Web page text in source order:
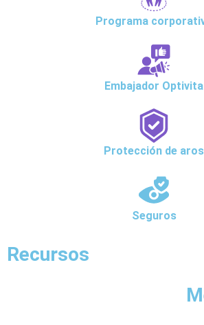
Programa
Embajador Optivita
Protección de aros
Seguros
Recursos